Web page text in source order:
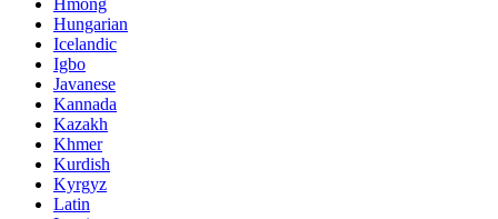
Hungarian
Icelandic
Igbo
Javanese
Kannada
Kazakh
Khmer
Kurdish
Kyrgyz
Latin